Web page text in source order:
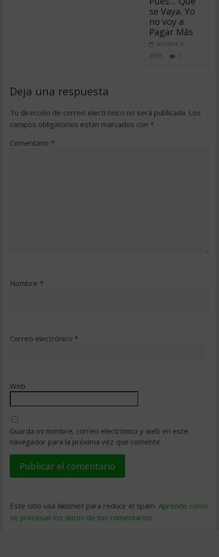
se Vaya. Yo
no voy a
Pagar Más
octubre 3,
2005
7
Deja una respuesta
Tu dirección de correo electrónico no será publicada. Los
campos obligatorios están marcados con *
Comentario *
Nombre *
Correo electrónico *
Web
Guarda mi nombre, correo electrónico y web en este
navegador para la próxima vez que comente.
Este sitio usa Akismet para reducir el spam. Aprende cómo
se procesan los datos de tus comentarios.